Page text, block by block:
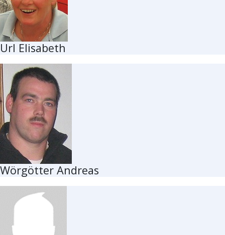
Url Elisabeth
Wörgötter Andreas